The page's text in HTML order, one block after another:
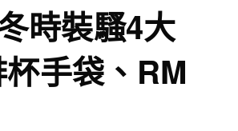
時裝騷4大
手袋、RM